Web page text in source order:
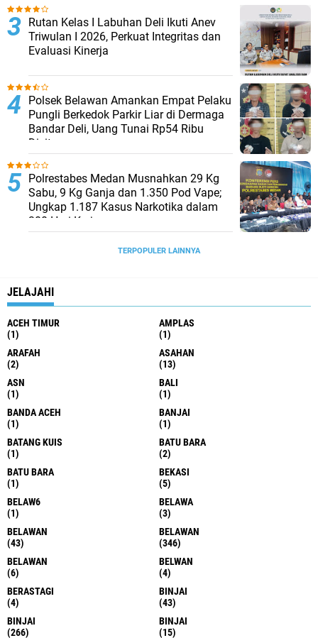
Rutan Kelas I Labuhan Deli Ikuti Anev
Triwulan I 2026, Perkuat Integritas dan
Evaluasi Kinerja
Polsek Belawan Amankan Empat Pelaku
Pungli Berkedok Parkir Liar di Dermaga
Bandar Deli, Uang Tunai Rp54 Ribu
Disita
Polrestabes Medan Musnahkan 29 Kg
Sabu, 9 Kg Ganja dan 1.350 Pod Vape;
Ungkap 1.187 Kasus Narkotika dalam
300 Hari Kerja
TERPOPULER LAINNYA
JELAJAHI
ACEH TIMUR
(1)
AMPLAS
(1)
ARAFAH
(2)
ASAHAN
(13)
ASN
(1)
BALI
(1)
BANDA ACEH
(1)
BANJAI
(1)
BATANG KUIS
(1)
BATU BARA
(2)
BATU BARA
(1)
BEKASI
(5)
BELAW6
(1)
BELAWA
(3)
BELAWAN
(43)
BELAWAN
(346)
BELAWAN
(6)
BELWAN
(4)
BERASTAGI
(4)
BINJAI
(43)
BINJAI
(266)
BINJAI
(15)